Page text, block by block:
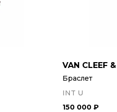
VAN CLEEF
Браслет
INT U
150 000 ₽